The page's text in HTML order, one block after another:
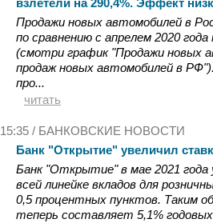
взлетели на 290,4%. Эффект
Продажи новых автомобилей в
по сравнению с апрелем 2020
(смотри график "Продажи новых
продаж новых автомобилей в
про...
читать
15:35 / БАНКОВСКИЕ НОВОСТИ
Банк "Открытие" увеличил
Банк "Открытие" в мае 2021 года
всей линейке вкладов для
0,5 процентных пунктов. Таким
теперь составляет 5,1% годовых